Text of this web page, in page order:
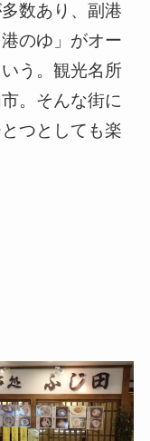
数あり、副港
のゆ」がオー
う。観光名所
。そんな街に
つとしても楽